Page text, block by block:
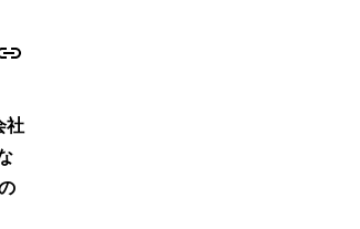
社